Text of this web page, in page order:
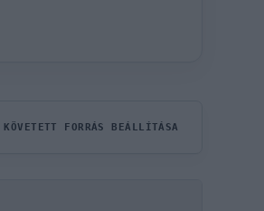
KÖVETETT FORRÁS BEÁLLÍTÁSA